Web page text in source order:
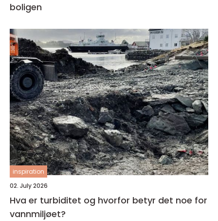
boligen
inspiration
02. July 2026
Hva er turbiditet og hvorfor betyr det noe for
vannmiljøet?